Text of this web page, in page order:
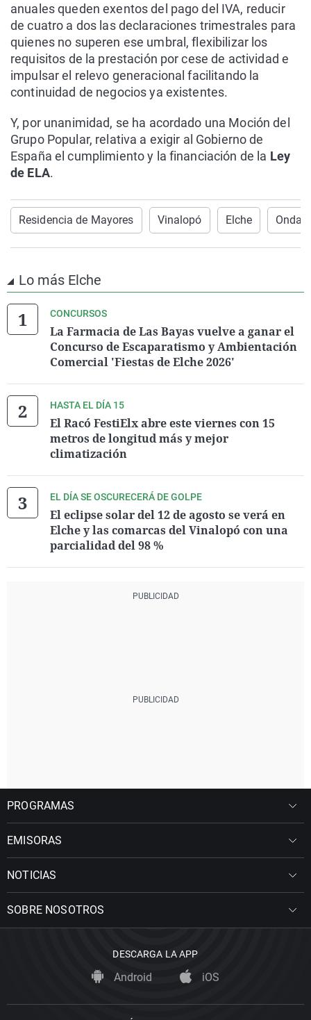
anuales queden exentos del pago del IVA, reducir
de cuatro a dos las declaraciones trimestrales para
quienes no superen ese umbral, flexibilizar los
requisitos de la prestación por cese de actividad e
impulsar el relevo generacional facilitando la
continuidad de negocios ya existentes.
Y, por unanimidad, se ha acordado una Moción del
Grupo Popular, relativa a exigir al Gobierno de
España el cumplimiento y la financiación de la Ley
de ELA.
Residencia de Mayores Vinalopó Elche Onda
Lo más Elche
CONCURSOS
La Farmacia de Las Bayas vuelve a ganar el
Concurso de Escaparatismo y Ambientación
Comercial 'Fiestas de Elche 2026'
HASTA EL DÍA 15
El Racó FestiElx abre este viernes con 15
metros de longitud más y mejor
climatización
EL DÍA SE OSCURECERÁ DE GOLPE
El eclipse solar del 12 de agosto se verá en
Elche y las comarcas del Vinalopó con una
parcialidad del 98 %
PROGRAMAS
EMISORAS
NOTICIAS
SOBRE NOSOTROS
DESCARGA LA APP
Android iOS